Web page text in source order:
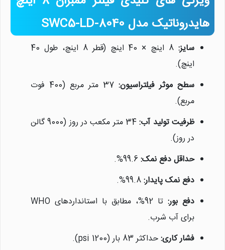
هایدروناتیک مدل SWC5-LD-8040
سایز:
8 اینچ × 40 اینچ (قطر 8 اینچ، طول 40
اینچ).
سطح موثر فیلتراسیون:
37 متر مربع (400 فوت
مربع).
ظرفیت تولید آب:
34 متر مکعب در روز (9000 گالن
در روز).
حداقل دفع نمک:
دفع نمک پایدار:
دفع بور:
تا 92%، مطابق با استانداردهای WHO
برای آب شرب.
فشار کاری:حداکثر 83 بار (1200 psi).